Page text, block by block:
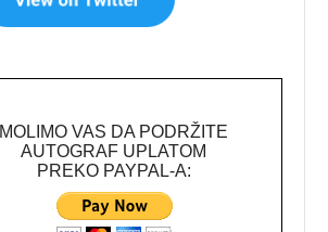
MOLIMO VAS DA PODRŽITE
AUTOGRAF UPLATOM
PREKO PAYPAL-A: